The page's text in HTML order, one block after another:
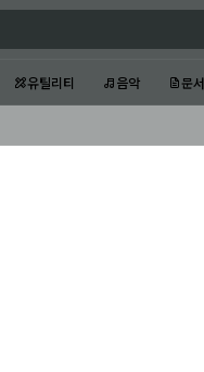
유틸리티 음악 문서